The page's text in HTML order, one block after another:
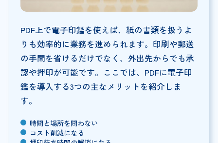
PDF上で電子印鑑を使えば、紙の書類を扱うよ
りも効率的に業務を進められます。印刷や郵送
の手間を省けるだけでなく、外出先からでも承
認や押印が可能です。ここでは、PDFに電子印
鑑を導入する3つの主なメリットを紹介しま
す。
時間と場所を問わない
コスト削減になる